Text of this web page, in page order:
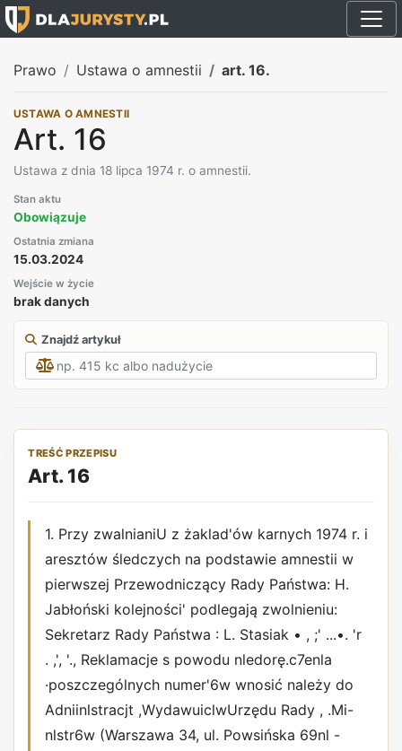
Prawo Ustawa o amnestii art. 16.
USTAWA O AMNESTII
Art. 16
Ustawa z dnia 18 lipca 1974 r. o amnestii.
Stan aktu
Obowiązuje
Ostatnia zmiana
15.03.2024
Wejście w życie
brak danych
Znajdź artykuł
TREŚĆ PRZEPISU
Art. 16
1. Przy zwalnianiU z żaklad'ów karnych 1974 r. i
aresztów śledczych na podstawie amnestii w
pierwszej Przewodniczący Rady Państwa: H.
Jabłoński kolejności' podlegają zwolnieniu:
Sekretarz Rady Państwa : L. Stasiak • , ;' ...•. 'r
. ,', '., Reklamacje s powodu nledorę.c7enla
·poszczególnych numer'6w wnosić należy do
Adniinlstracjt ,WydawuiclwUrzędu Rady , .Mi-
nlstr6w (Warszawa 34, ul. Powsińska 69nl -